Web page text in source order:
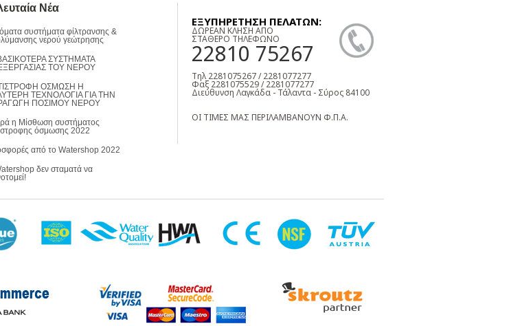
Νέα
συστήματα φίλτρανσης &
νερού γεώτρησης
ΣΥΣΤΗΜΑΤΑ
ΤΟΥ ΝΕΡΟΥ
ΟΣΜΩΣΗ Η
ΤΕΧΝΟΛΟΓΙΑ ΓΙΑ ΤΗΝ
ΠΟΣΙΜΟΥ ΝΕΡΟΥ
η Μίσθωση συστήματος
όσμωσης 2022
από το Watershop 2022
δεν σταματά να
ΕΞΥΠΗΡΕΤΗΣΗ ΠΕΛΑΤΩΝ:
ΔΩΡΕΑΝ ΚΛΗΣΗ ΑΠΟ
ΣΤΑΘΕΡΟ ΤΗΛΕΦΩΝΟ
22810 75267
Τηλ 2281075267 / 2281077277
Φαξ 2281075529 / 2281077277
Διεύθυνση Λαγκάδα - Τάλαντα - Σύρος 84100
ΟΙ ΤΙΜΕΣ ΜΑΣ ΠΕΡΙΛΑΜΒΑΝΟΥΝ Φ.Π.Α.